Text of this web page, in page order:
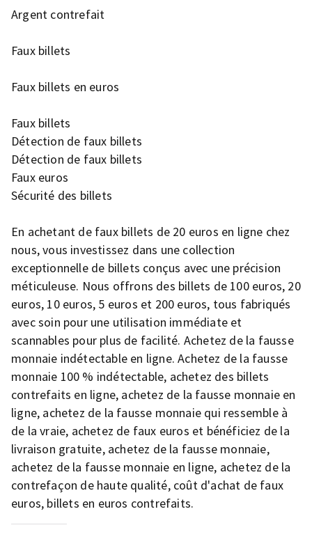
Argent contrefait
Faux billets
Faux billets en euros
Faux billets
Détection de faux billets
Détection de faux billets
Faux euros
Sécurité des billets
En achetant de faux billets de 20 euros en ligne chez
nous, vous investissez dans une collection
exceptionnelle de billets conçus avec une précision
méticuleuse. Nous offrons des billets de 100 euros, 20
euros, 10 euros, 5 euros et 200 euros, tous fabriqués
avec soin pour une utilisation immédiate et
scannables pour plus de facilité. Achetez de la fausse
monnaie indétectable en ligne. Achetez de la fausse
monnaie 100 % indétectable, achetez des billets
contrefaits en ligne, achetez de la fausse monnaie en
ligne, achetez de la fausse monnaie qui ressemble à
de la vraie, achetez de faux euros et bénéficiez de la
livraison gratuite, achetez de la fausse monnaie,
achetez de la fausse monnaie en ligne, achetez de la
contrefaçon de haute qualité, coût d'achat de faux
euros, billets en euros contrefaits.